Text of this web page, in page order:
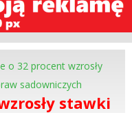
o 32 procent wzrosły
sadowniczych
stawki